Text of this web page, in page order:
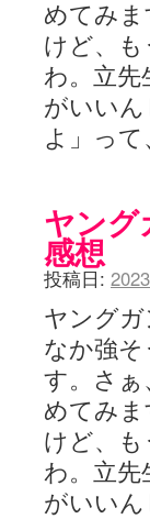
めてみ
けど、
わ。立先
がいい
よ」って
ヤング
感想
投稿日:
ヤングガ
なか強
す。さ
めてみ
けど、
わ。立先
がいい